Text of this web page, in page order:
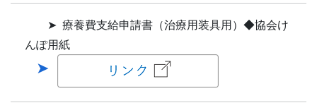
➤ 療養費支給申請書（治療用装具用）◆協会け
んぽ用紙